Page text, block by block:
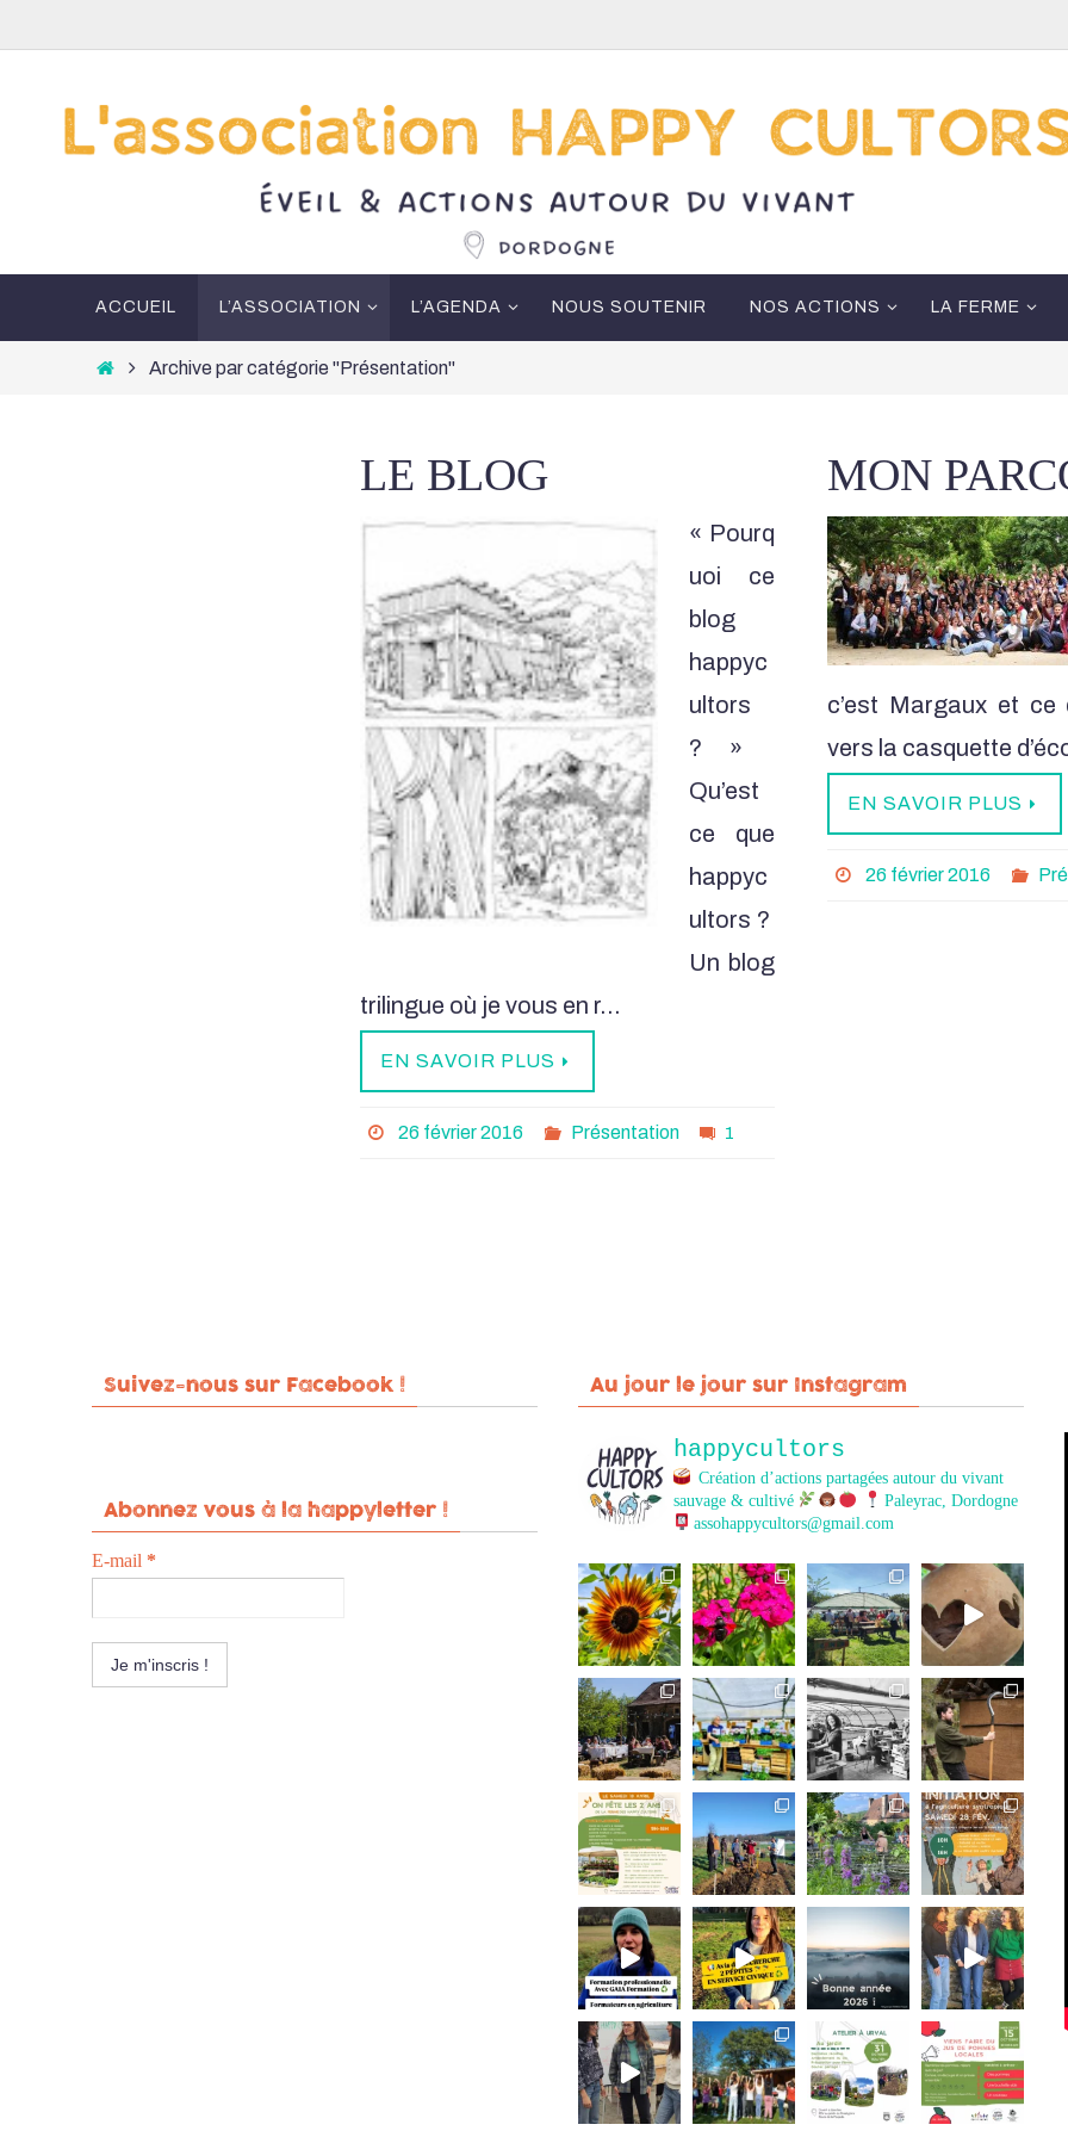
contenu
ACCUEIL L’ASSOCIATION L’AGENDA NOUS SOUTENIR NOS ACTIONS LA FERME
HomeArchive par catégorie "Présentation"
LE BLOG
« Pourq
uoi ce
blog
happyc
ultors
? »
Qu’est
ce que
happyc
ultors ?
Un blog
trilingue où je vous en r…
EN SAVOIR PLUS
26 février 2016 Présentation 1
MON
c’est Margaux et ce
vers la casquette
EN SAVOIR PLUS
26 février 2016
Suivez-nous sur Facebook !
Abonnez vous à la happyletter !
E-mail *
Au jour le jour sur Instagram
happycultors
Création d’actions partagées autour du vivant
sauvage & cultivé
Paleyrac, Dordogne
assohappycultors@gmail.com